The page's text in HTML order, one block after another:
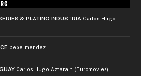
& PLATINO INDUSTRIA Carlos Hugo
pepe-mendez
Carlos Hugo Aztarain (Euromovies)